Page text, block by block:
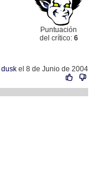
Puntuación
del crítico: 6
dusk el 8 de Junio de 2004